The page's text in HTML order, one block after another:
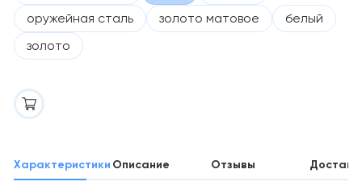
оружейная сталь
золото матовое
белый
золото
Характеристики Описание Отзывы